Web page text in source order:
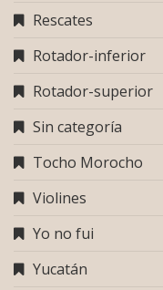
Rescates
Rotador-inferior
Rotador-superior
Sin categoría
Tocho Morocho
Violines
Yo no fui
Yucatán